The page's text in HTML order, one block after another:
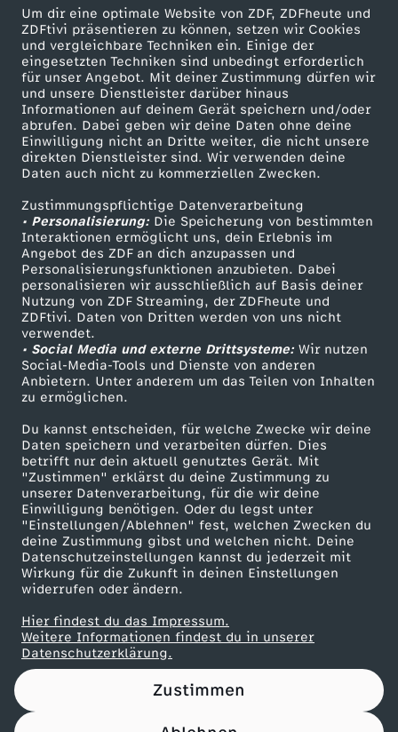
Um dir eine optimale Website von ZDF, ZDFheute und
ZDFtivi präsentieren zu können, setzen wir Cookies
und vergleichbare Techniken ein. Einige der
eingesetzten Techniken sind unbedingt erforderlich
für unser Angebot. Mit deiner Zustimmung dürfen wir
und unsere Dienstleister darüber hinaus
Informationen auf deinem Gerät speichern und/oder
abrufen. Dabei geben wir deine Daten ohne deine
Einwilligung nicht an Dritte weiter, die nicht unsere
direkten Dienstleister sind. Wir verwenden deine
Daten auch nicht zu kommerziellen Zwecken.
Zustimmungspflichtige Datenverarbeitung
• Personalisierung:Die Speicherung von bestimmten
Interaktionen ermöglicht uns, dein Erlebnis im
Angebot des ZDF an dich anzupassen und
Personalisierungsfunktionen anzubieten. Dabei
personalisieren wir ausschließlich auf Basis deiner
Nutzung von ZDF Streaming, der ZDFheute und
ZDFtivi. Daten von Dritten werden von uns nicht
verwendet.
• Social Media und externe Drittsysteme:Wir nutzen
Social-Media-Tools und Dienste von anderen
Anbietern. Unter anderem um das Teilen von Inhalten
zu ermöglichen.
Du kannst entscheiden, für welche Zwecke wir deine
Daten speichern und verarbeiten dürfen. Dies
betrifft nur dein aktuell genutztes Gerät. Mit
"Zustimmen" erklärst du deine Zustimmung zu
unserer Datenverarbeitung, für die wir deine
Einwilligung benötigen. Oder du legst unter
"Einstellungen/Ablehnen" fest, welchen Zwecken du
deine Zustimmung gibst und welchen nicht. Deine
Datenschutzeinstellungen kannst du jederzeit mit
Wirkung für die Zukunft in deinen Einstellungen
widerrufen oder ändern.
Hier findest du das Impressum.
Weitere Informationen findest du in unserer
Datenschutzerklärung.
Zustimmen
u
n
g
v
o
m
0
5
.
0
7
.
2
0
2
6
Mehr ZDF
ZDF-Apps
Smart TV
ZDFtext
Livestreams
Sendungen A-Z
TV-Programm
Service
ZDFmitreden
Kontakt zum ZDF
Tickets
Zuschauerservice
Hilfe
ZDF Unternehmen
Karriere
ZDF goes Schule
Werbefernsehen
Mainzelmännchen
Partner